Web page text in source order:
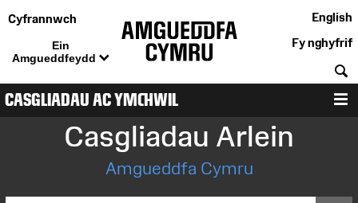
Cyfrannwch
Ein
Amgueddfeydd
English
Fy nghyfrif
CASGLIADAU AC YMCHWIL
Casgliadau Arlein
Amgueddfa Cymru